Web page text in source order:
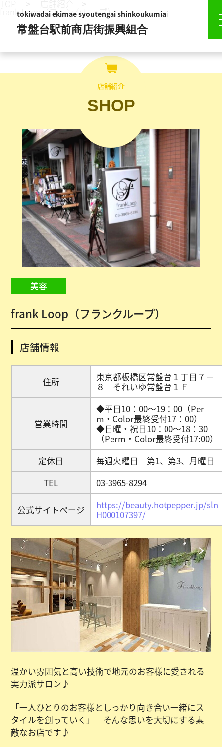
tokiwadai ekimae syoutengai shinkoukumiai
常盤台駅前商店街振興組合
店舗紹介
SHOP
美容
frank Loop（フランクループ）
店舗情報
住所
東京都板橋区常盤台１丁目７－
８ それいゆ常盤台１Ｆ
営業時間
◆平日10：00～19：00（Per
m・Color最終受付17：00）
◆日曜・祝日10：00～18：30
（Perm・Color最終受付17:00）
定休日
毎週火曜日 第1、第3、月曜日
TEL
03-3965-8294
公式サイトページ
https://beauty.hotpepper.jp/sln
H000107397/
温かい雰囲気と高い技術で地元のお客様に愛される
実力派サロン♪
「一人ひとりのお客様としっかり向き合い一緒にス
タイルを創っていく」 そんな思いを大切にする素
敵なお店です♪
frank Loop（フランクループ）